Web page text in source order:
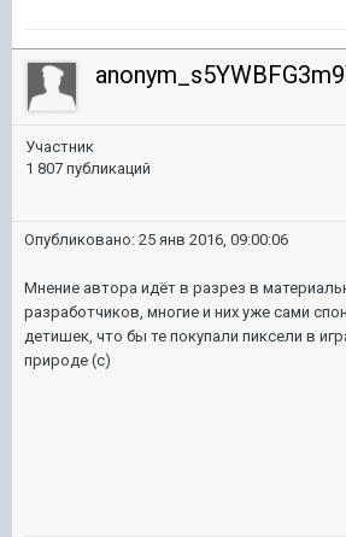
Участник
1 807 публикаций
Опубликовано: 25 янв 2016, 09:00:06
Мнение автора идёт в разрез в
разработчиков, многие и них уже сами
детишек, что бы те покупали пиксели в
природе (с)